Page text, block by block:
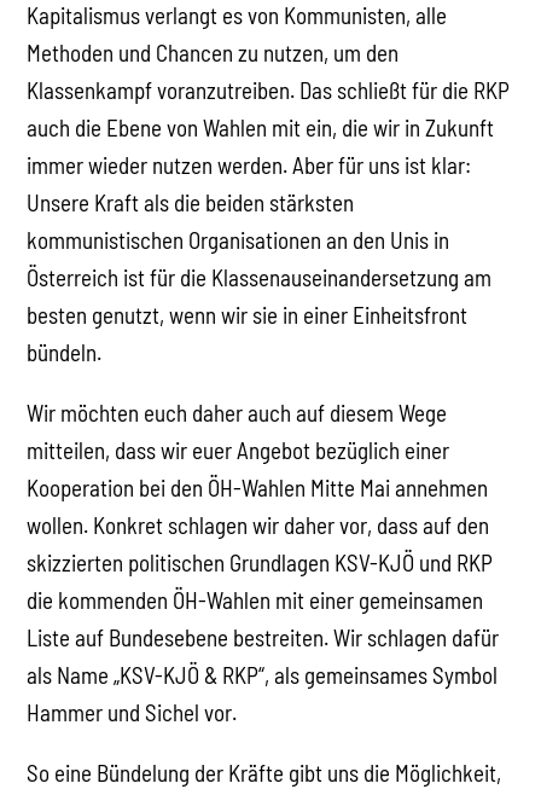
Kapitalismus verlangt es von Kommunisten, alle
Methoden und Chancen zu nutzen, um den
Klassenkampf voranzutreiben. Das schließt für die RKP
auch die Ebene von Wahlen mit ein, die wir in Zukunft
immer wieder nutzen werden. Aber für uns ist klar:
Unsere Kraft als die beiden stärksten
kommunistischen Organisationen an den Unis in
Österreich ist für die Klassenauseinandersetzung am
besten genutzt, wenn wir sie in einer Einheitsfront
bündeln.
Wir möchten euch daher auch auf diesem Wege
mitteilen, dass wir euer Angebot bezüglich einer
Kooperation bei den ÖH-Wahlen Mitte Mai annehmen
wollen. Konkret schlagen wir daher vor, dass auf den
skizzierten politischen Grundlagen KSV-KJÖ und RKP
die kommenden ÖH-Wahlen mit einer gemeinsamen
Liste auf Bundesebene bestreiten. Wir schlagen dafür
als Name „KSV-KJÖ & RKP“, als gemeinsames Symbol
Hammer und Sichel vor.
So eine Bündelung der Kräfte gibt uns die Möglichkeit,